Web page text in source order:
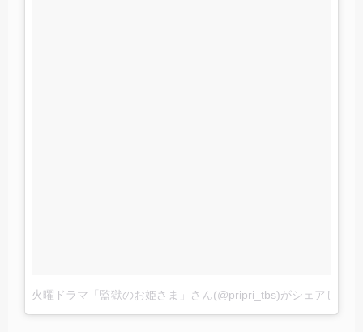
火曜ドラマ「監獄のお姫さま」さん(@pripri_tbs)がシェアした投